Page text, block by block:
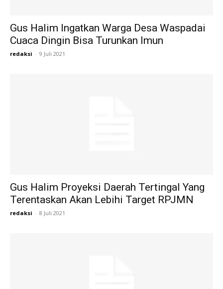
Gus Halim Ingatkan Warga Desa Waspadai
Cuaca Dingin Bisa Turunkan Imun
redaksi - 9 Juli 2021
Gus Halim Proyeksi Daerah Tertingal Yang
Terentaskan Akan Lebihi Target RPJMN
redaksi - 8 Juli 2021